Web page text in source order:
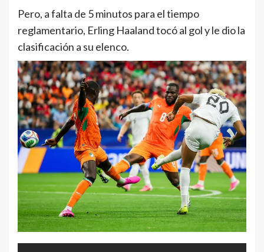
Pero, a falta de 5 minutos para el tiempo
reglamentario, Erling Haaland tocó al gol y le dio la
clasificación a su elenco.